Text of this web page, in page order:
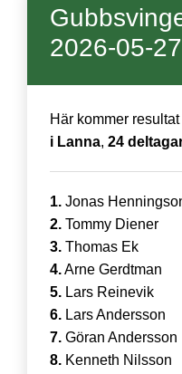
2026-05-27
Här kommer
i Lanna, 24
1. Jonas
2. Tommy Diener
3. Thomas Ek
4.Arne Gerdtman
5. Lars Reinevik
6. Lars Andersson
7. Göran Andersson
8. Kenneth Nilsson